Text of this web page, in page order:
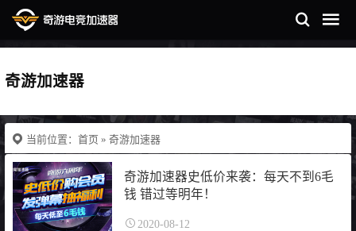
奇游加速器
当前位置： 首页 » 奇游加速器
奇游加速器史低价来袭：每天不到6毛
钱 错过等明年！
2020-08-12